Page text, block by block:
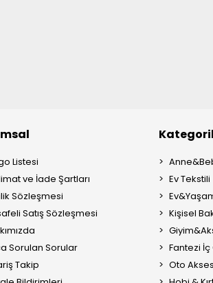
Listesi
ve İade Şartları
Sözleşmesi
Satış Sözleşmesi
Sorulan Sorular
Takip
Ev Tekstili
Kişisel
Fantezi İç
Oto